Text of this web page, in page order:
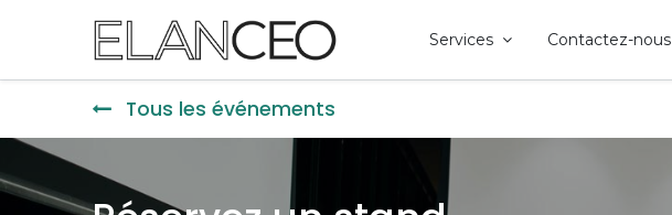
Services Contactez-nous
Tous les événements